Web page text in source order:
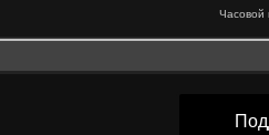
Часовой